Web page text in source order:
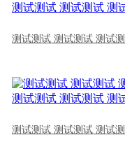
测试测试 测试测试 测试
测试测试 测试测试 测试